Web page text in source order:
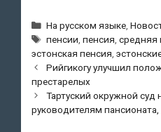
Рубрики
На русском языке ,
Метки
пенсии ,пенсия ,средняя
эстонская пенсия
Навигация
по
записям
Рийгикогу улучшил
престарелых
Тартуский окружной суд
руководителям